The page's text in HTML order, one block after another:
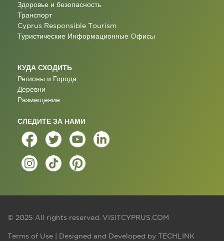
Здоровье и безопасность
Транспорт
Cyprus Responsible Tourism
Туристические Информационные Oфисы
КУДА СХОДИТЬ
Регионы и Города
Деревни
Размещение
СЛЕДИТЕ ЗА НАМИ
© 2025 All rights reserved. VISITCYPRUS.COM
Terms of Use | Designed and Developed by TECHLINK